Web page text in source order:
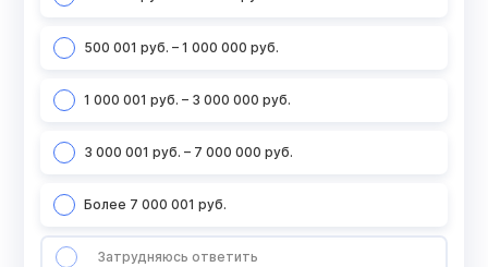
500 001 руб. – 1 000 000 руб.
1 000 001 руб. – 3 000 000 руб.
3 000 001 руб. – 7 000 000 руб.
Более 7 000 001 руб.
Затрудняюсь ответить